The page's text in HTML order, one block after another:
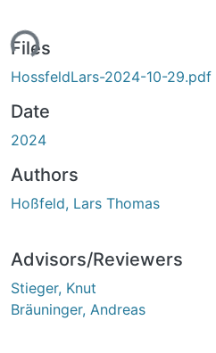
Files
HossfeldLars-2024-10-29.pdf
Date
2024
Authors
Hoßfeld, Lars Thomas
Advisors/Reviewers
Stieger, Knut
Bräuninger, Andreas